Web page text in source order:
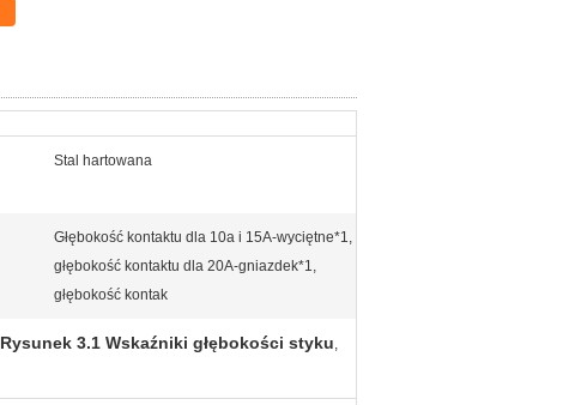
Stal hartowana
Głębokość kontaktu dla 10a i 15A-wyciętne*1,
głębokość kontaktu dla 20A-gniazdek*1,
głębokość kontak
Rysunek 3.1 Wskaźniki głębokości styku,